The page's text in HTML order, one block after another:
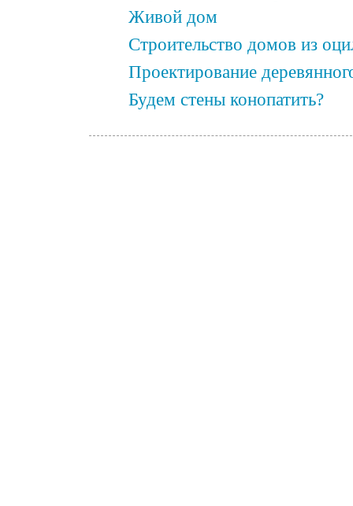
Живой дом
Строительство домов из
Проектирование
Будем стены конопатить?